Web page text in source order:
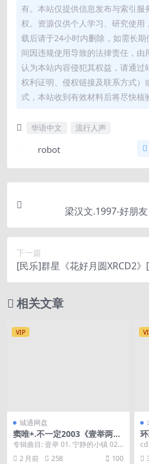
有。本站仅提供信息发布与索引服
权。资源仅供个人学习、研究使用
载后请于24小时内删除，如需长
间因违规使用导致的法律责任，由
认为本站内容侵犯其权益，请通过
权利证明、侵权链接及联系方式）
式，本站收到有效材料后将尽快核
华语中文 流行人声
robot
梁汉文.1997-好朋友
下一篇
[民乐]群星《花好月圆XRCD2》
相关文章
VIP
城通网盘
窦唯+.不一定2003《壹举两
得》2CD北京电视艺术中心
专辑曲目: 壹举 01. 宁静的小镇 02.
清爽雨空气记忆 03. 红旗 04...
2 月前 258 100